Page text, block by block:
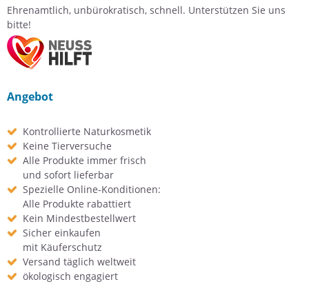
Ehrenamtlich, unbürokratisch, schnell. Unterstützen Sie uns
bitte!
Angebot
Kontrollierte Naturkosmetik
Keine Tierversuche
Alle Produkte immer frisch
und sofort lieferbar
Spezielle Online-Konditionen:
Alle Produkte rabattiert
Kein Mindestbestellwert
Sicher einkaufen
mit Käuferschutz
Versand täglich weltweit
ökologisch engagiert